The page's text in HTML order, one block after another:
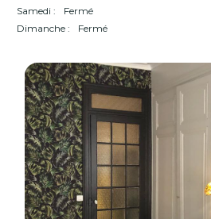
Samedi :
Fermé
Dimanche :
Fermé